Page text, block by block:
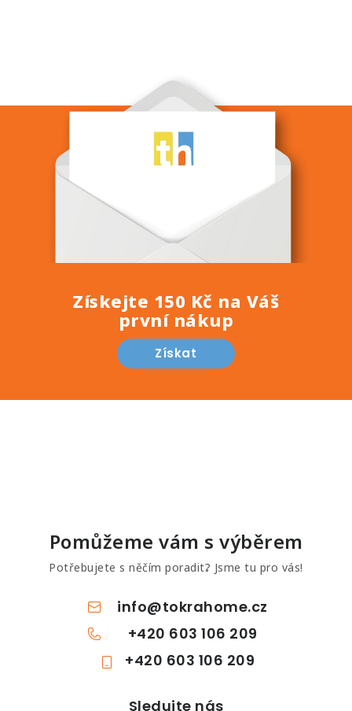
Získejte 150 Kč na Váš
první nákup
Získat
Pomůžeme vám s výběrem
Potřebujete s něčím poradit? Jsme tu pro vás!
info@tokrahome.cz
+420 603 106 209
+420 603 106 209